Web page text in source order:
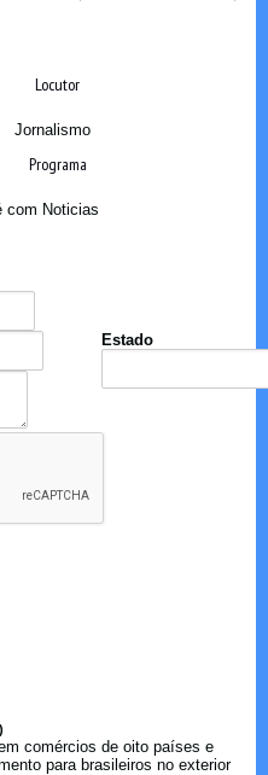
Locutor
Jornalismo
Programa
com Noticias
Estado
comércios de oito países e
para brasileiros no exterior